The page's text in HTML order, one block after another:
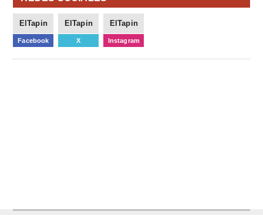
ElTapin
Facebook
ElTapin
X
ElTapin
Instagram